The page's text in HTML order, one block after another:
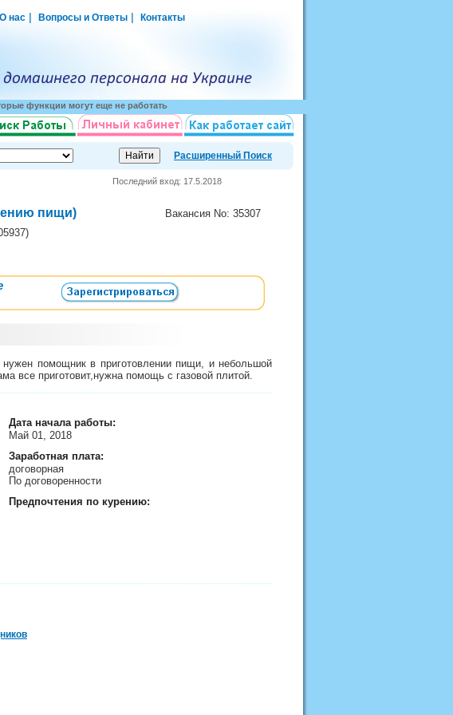
О нас Вопросы и Ответы Контакты
функции могут еще не работать
Расширенный Поиск
Последний вход: 17.5.2018
пищи) Вакансия No: 35307
помощник в приготовлении пищи, и небольшой
все приготовит,нужна помощь с газовой плитой.
Дата начала работы:
Май 01, 2018
Заработная плата:
договорная
По договоренности
Предпочтения по курению: